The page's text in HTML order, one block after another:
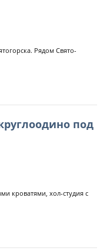
Рядом Свято-
под
кроватями, хол-студия с